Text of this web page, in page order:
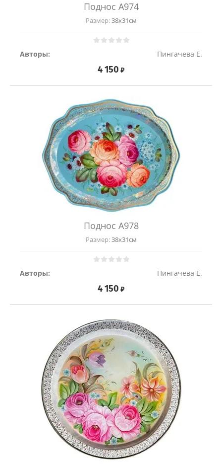
Поднос A974
Размер:38х31см
Авторы: Пингачева Е.
4 150 ₽
Поднос A978
Размер:38х31см
Авторы: Пингачева Е.
4 150 ₽